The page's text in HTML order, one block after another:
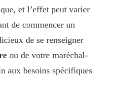
et l’effet peut varier
de commencer un
de se renseigner
ou de votre maréchal-
aux besoins spécifiques